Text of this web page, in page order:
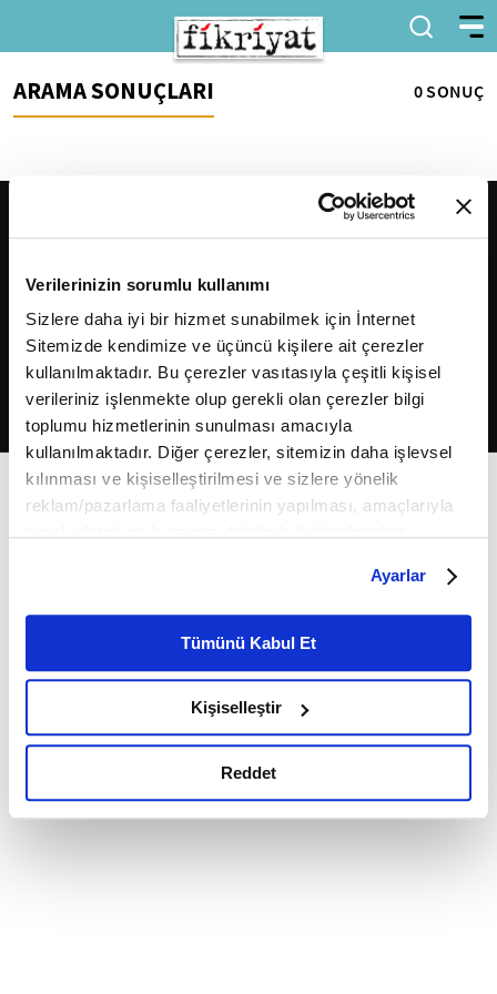
Verilerinizin sorumlu kullanımı
Sizlere daha iyi bir hizmet sunabilmek için İnternet
Sitemizde kendimize ve üçüncü kişilere ait çerezler
kullanılmaktadır. Bu çerezler vasıtasıyla çeşitli kişisel
verileriniz işlenmekte olup gerekli olan çerezler bilgi
toplumu hizmetlerinin sunulması amacıyla
kullanılmaktadır. Diğer çerezler, sitemizin daha işlevsel
kılınması ve kişiselleştirilmesi ve sizlere yönelik
reklam/pazarlama faaliyetlerinin yapılması, amaçlarıyla
belirleyebilirsiniz. Çerezlere ilişkin detaylı bilgi için
Ayarlar butonuna tıklayabilir,Çerez Bilgilendirme
Metnimizi ziyaret edebilirsiniz.
6698 sayılı Kişisel Verilerin Korunması Kanunu uyarınca
okumak ve sitemizi ziyaretiniz kapsamında
gerçekleştirilen veri işleme faaliyetleri ile ilgili daha
detaylı bilgi almak için lütfentıklayınız.
Ayarlar
Tümünü Kabul Et
Kişiselleştir
Reddet
ARAMA SONUÇLARI 0 SONUÇ
2026Fikriyat. Tüm hakları saklıdır.